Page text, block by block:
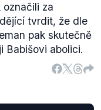
za
tvrdit, že dle
pak skutečně
Babišovi abolici.